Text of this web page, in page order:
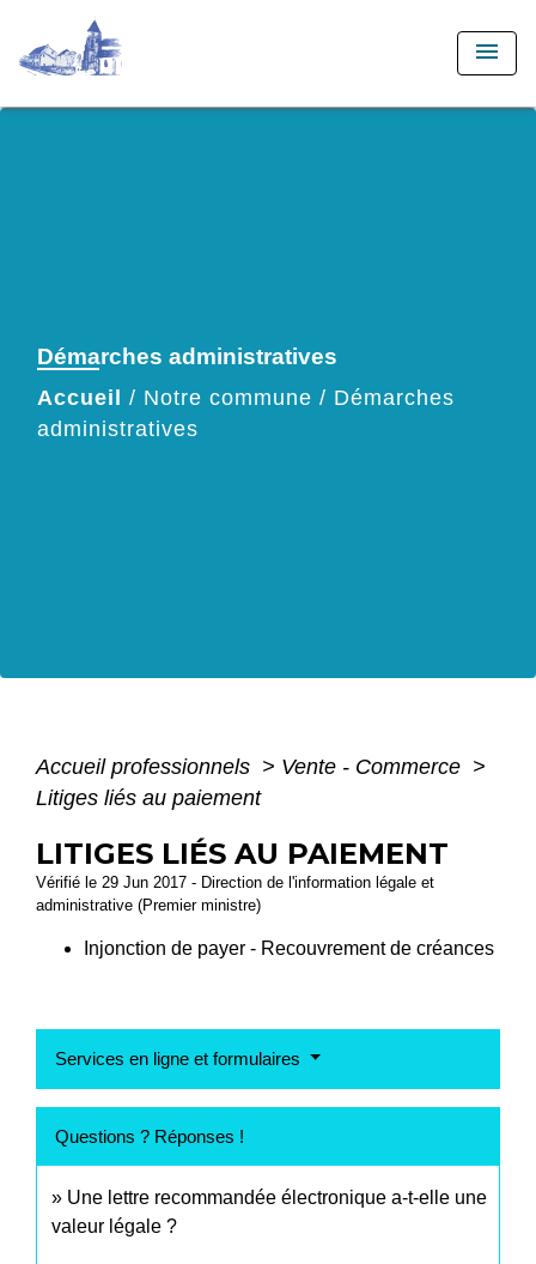
menu
Démarches administratives
Accueil / Notre commune / Démarches
administratives
Accueil professionnels > Vente - Commerce >
Litiges liés au paiement
LITIGES LIÉS AU PAIEMENT
Vérifié le 29 Jun 2017 - Direction de l'information légale et
administrative (Premier ministre)
Injonction de payer - Recouvrement de créances
Services en ligne et formulaires
Questions ? Réponses !
Une lettre recommandée électronique a-t-elle une
valeur légale ?